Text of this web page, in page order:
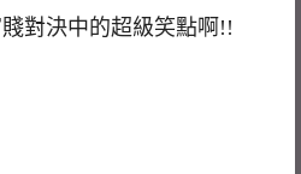
對決中的超級笑點啊!!